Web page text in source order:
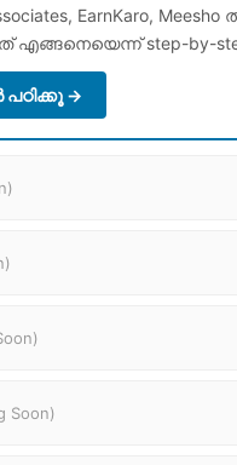
EarnKaro,
എങ്ങനെയെന്ന് step-by-
→
Soon)